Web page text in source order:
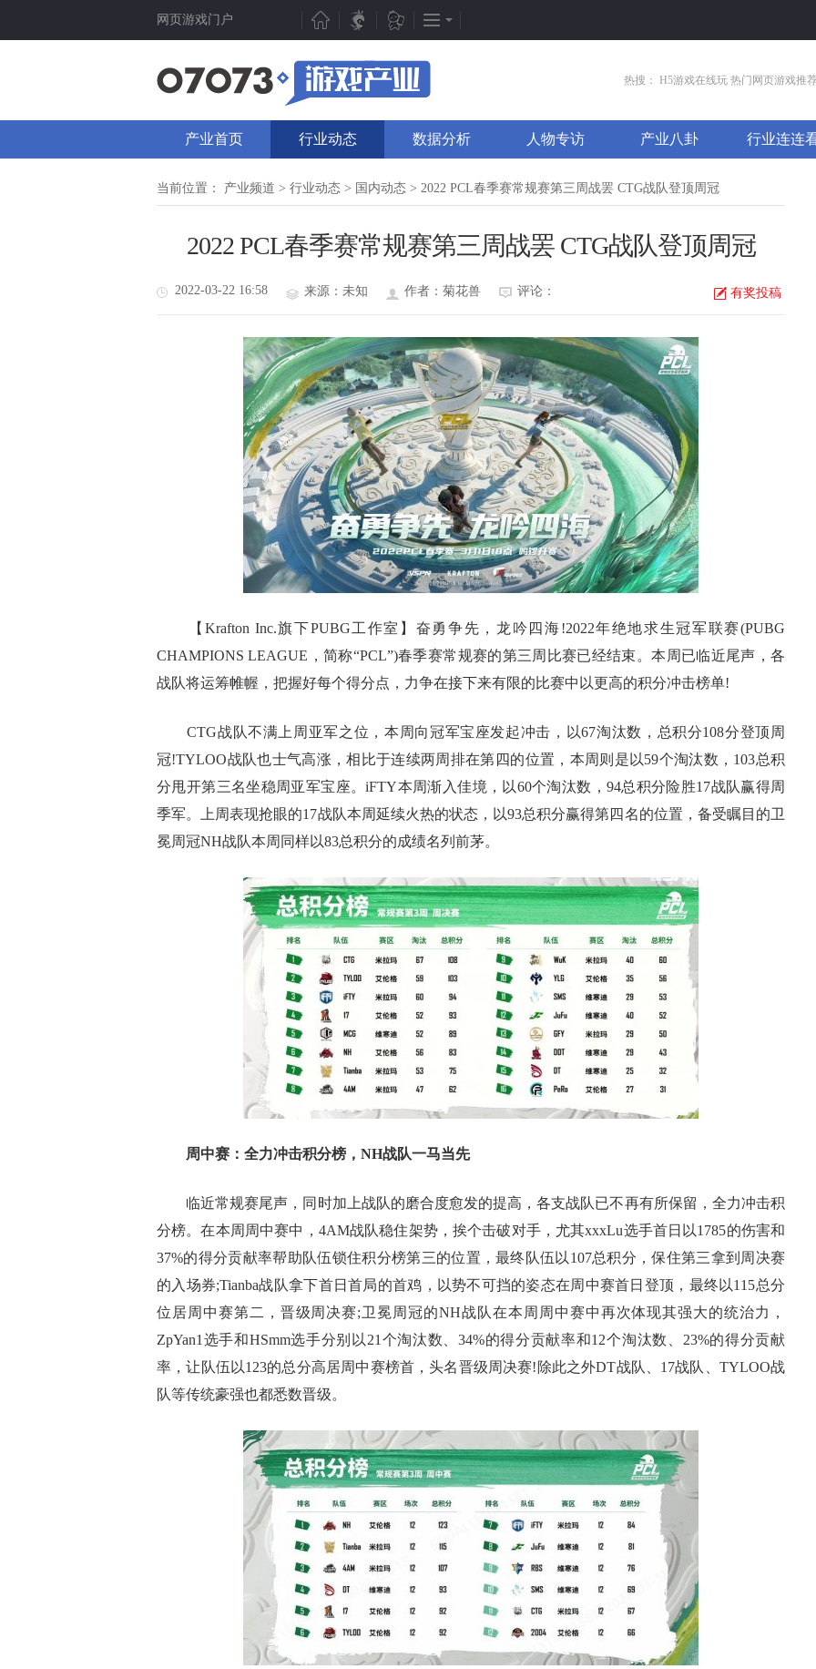
网页游戏门户
新游聚焦
新游点评
新游曝光
新游视频
测试表
产业动态
行业动态
07073视点
数据分析
厂商频道
新闻周刊
新游竞速
发号排行
游戏专题
热门专区
我是皇
太极崛起
龙之女神
荒野行动
找
游
打
排
开
微
热搜： H5游戏在线玩 热门网页游戏推
产业首页 行业动态 数据分析 人物专访 产业八卦 行业连连
当前位置： 产业频道 > 行业动态 > 国内动态 > 2022 PCL春季赛常规赛第三周战罢 CTG战队登顶周冠
2022 PCL春季赛常规赛第三周战罢 CTG战队登顶周冠
2022-03-22 16:58 来源：未知 作者：菊花兽 评论： 有奖投稿
【Krafton Inc.旗下PUBG工作室】奋勇争先，龙吟四海!2022年绝地求生冠军联赛(PUBG
CHAMPIONS LEAGUE，简称“PCL”)春季赛常规赛的第三周比赛已经结束。本周已临近尾声，各
战队将运筹帷幄，把握好每个得分点，力争在接下来有限的比赛中以更高的积分冲击榜单!
CTG战队不满上周亚军之位，本周向冠军宝座发起冲击，以67淘汰数，总积分108分登顶周
冠!TYLOO战队也士气高涨，相比于连续两周排在第四的位置，本周则是以59个淘汰数，103总积
分甩开第三名坐稳周亚军宝座。iFTY本周渐入佳境，以60个淘汰数，94总积分险胜17战队赢得周
季军。上周表现抢眼的17战队本周延续火热的状态，以93总积分赢得第四名的位置，备受瞩目的卫
冕周冠NH战队本周同样以83总积分的成绩名列前茅。
周中赛：全力冲击积分榜， NH战队一马当先
临近常规赛尾声，同时加上战队的磨合度愈发的提高，各支战队已不再有所保留，全力冲击积
分榜。在本周周中赛中，4AM战队稳住架势，挨个击破对手，尤其xxxLu选手首日以1785的伤害和
37%的得分贡献率帮助队伍锁住积分榜第三的位置，最终队伍以107总积分，保住第三拿到周决赛
的入场券;Tianba战队拿下首日首局的首鸡，以势不可挡的姿态在周中赛首日登顶，最终以115总分
位居周中赛第二，晋级周决赛;卫冕周冠的NH战队在本周周中赛中再次体现其强大的统治力，
ZpYan1选手和HSmm选手分别以21个淘汰数、34%的得分贡献率和12个淘汰数、23%的得分贡献
率，让队伍以123的总分高居周中赛榜首，头名晋级周决赛!除此之外DT战队、17战队、TYLOO战
队等传统豪强也都悉数晋级。